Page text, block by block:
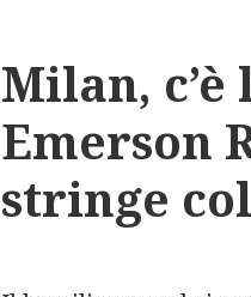
Milan, c’è
Emerson
stringe